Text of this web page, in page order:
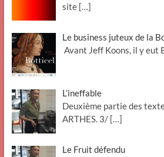
site […]
Le business juteux de la
Avant Jeff Koons, il y eut
L’ineffable
Deuxième partie des
ARTHES. 3/ […]
Le Fruit défendu